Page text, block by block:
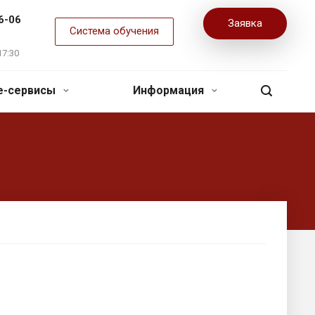
06
Система обучения
Заявка
сервисы Информация